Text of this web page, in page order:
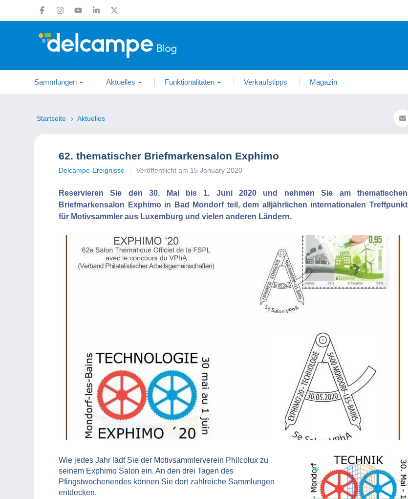
Sammlungen Aktuelles Funktionalitäten Verkaufstipps Magazin
Startseite Aktuelles
62. thematischer Briefmarkensalon Exphimo
Delcampe-Ereignisse Veröffentlicht am 15 January 2020
Reservieren Sie den 30. Mai bis 1. Juni 2020 und nehmen Sie am thematischen
Briefmarkensalon Exphimo in Bad Mondorf teil, dem alljährlichen internationalen Treffpunkt
für Motivsammler aus Luxemburg und vielen anderen Ländern.
Wie jedes Jahr lädt Sie der Motivsammlerverein Philcolux zu
seinem Exphimo Salon ein. An den drei Tagen des
Pfingstwochenendes können Sie dort zahlreiche Sammlungen
entdecken.